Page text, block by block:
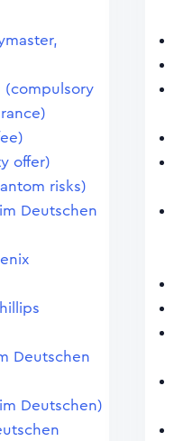
(compulsory
offer)
risks)
Deutschen
Deutschen
Deutschen)